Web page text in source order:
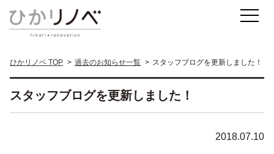
ひかリノベ TOP 過去のお知らせ一覧 スタッフブログを更新しました！
スタッフブログを更新しました！
2018.07.10